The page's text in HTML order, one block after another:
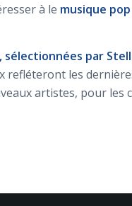
à le musique
par
refléteront les
artistes, pour les